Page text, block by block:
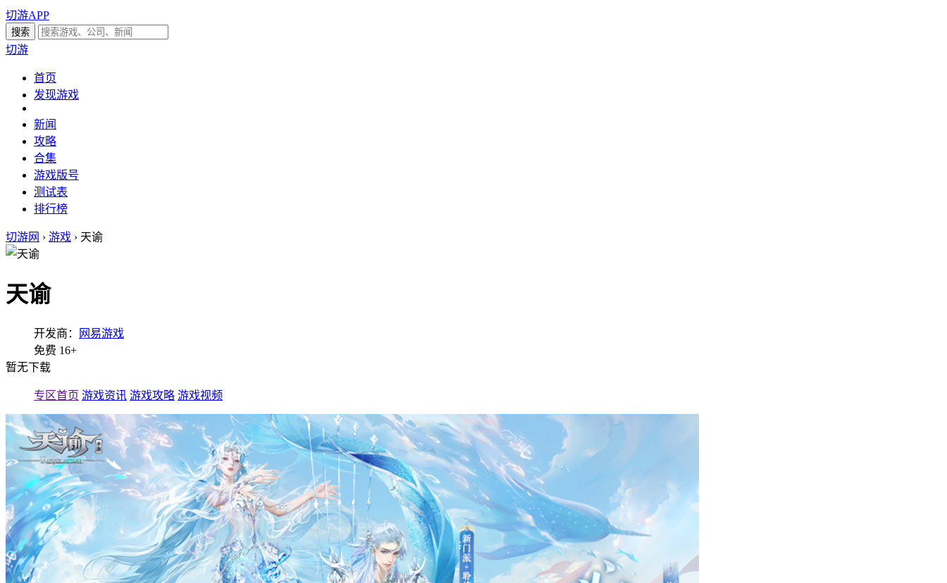
切游APP
切游
首页
发现游戏
新闻
攻略
合集
游戏版号
测试表
排行榜
切游网 › 游戏 › 天谕
天谕
开发商：
网易游戏
免费 16+
暂无下载
专区首页 游戏资讯 游戏攻略 游戏视频